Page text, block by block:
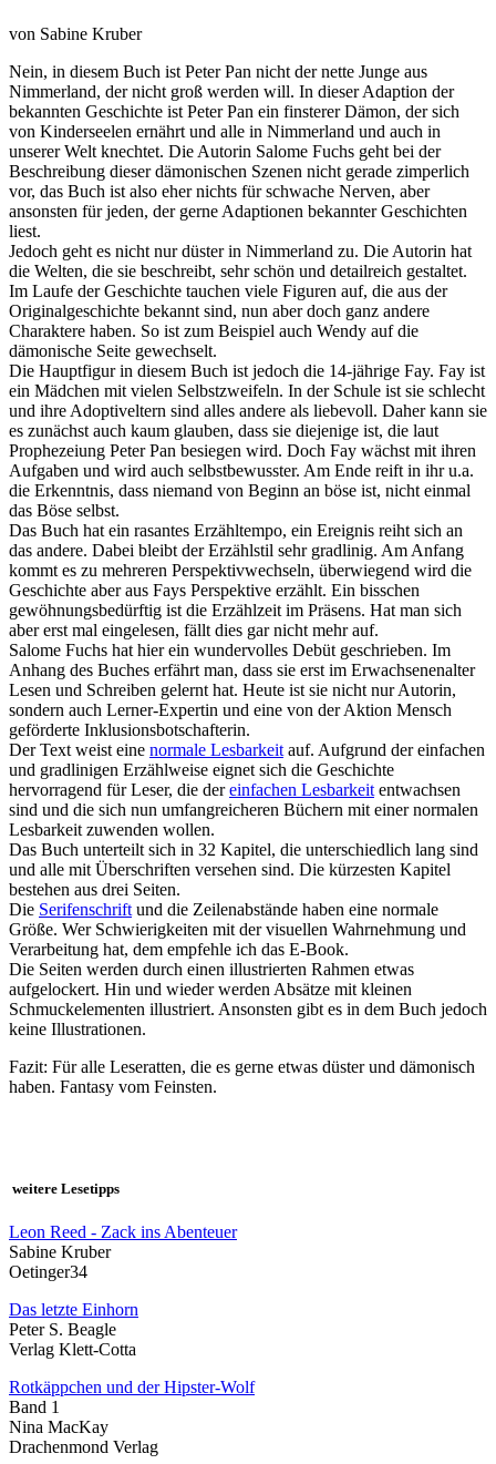
von Sabine Kruber
Nein, in diesem Buch ist Peter Pan nicht der nette Junge aus
Nimmerland, der nicht groß werden will. In dieser Adaption der
bekannten Geschichte ist Peter Pan ein finsterer Dämon, der sich
von Kinderseelen ernährt und alle in Nimmerland und auch in
unserer Welt knechtet. Die Autorin Salome Fuchs geht bei der
Beschreibung dieser dämonischen Szenen nicht gerade zimperlich
vor, das Buch ist also eher nichts für schwache Nerven, aber
ansonsten für jeden, der gerne Adaptionen bekannter Geschichten
liest.
Jedoch geht es nicht nur düster in Nimmerland zu. Die Autorin hat
die Welten, die sie beschreibt, sehr schön und detailreich gestaltet.
Im Laufe der Geschichte tauchen viele Figuren auf, die aus der
Originalgeschichte bekannt sind, nun aber doch ganz andere
Charaktere haben. So ist zum Beispiel auch Wendy auf die
dämonische Seite gewechselt.
Die Hauptfigur in diesem Buch ist jedoch die 14-jährige Fay. Fay ist
ein Mädchen mit vielen Selbstzweifeln. In der Schule ist sie schlecht
und ihre Adoptiveltern sind alles andere als liebevoll. Daher kann sie
es zunächst auch kaum glauben, dass sie diejenige ist, die laut
Prophezeiung Peter Pan besiegen wird. Doch Fay wächst mit ihren
Aufgaben und wird auch selbstbewusster. Am Ende reift in ihr u.a.
die Erkenntnis, dass niemand von Beginn an böse ist, nicht einmal
das Böse selbst.
Das Buch hat ein rasantes Erzähltempo, ein Ereignis reiht sich an
das andere. Dabei bleibt der Erzählstil sehr gradlinig. Am Anfang
kommt es zu mehreren Perspektivwechseln, überwiegend wird die
Geschichte aber aus Fays Perspektive erzählt. Ein bisschen
gewöhnungsbedürftig ist die Erzählzeit im Präsens. Hat man sich
aber erst mal eingelesen, fällt dies gar nicht mehr auf.
Salome Fuchs hat hier ein wundervolles Debüt geschrieben. Im
Anhang des Buches erfährt man, dass sie erst im Erwachsenenalter
Lesen und Schreiben gelernt hat. Heute ist sie nicht nur Autorin,
sondern auch Lerner-Expertin und eine von der Aktion Mensch
geförderte Inklusionsbotschafterin.
Der Text weist eine normale Lesbarkeit auf. Aufgrund der einfachen
und gradlinigen Erzählweise eignet sich die Geschichte
hervorragend für Leser, die dereinfachen Lesbarkeit entwachsen
sind und die sich nun umfangreicheren Büchern mit einer normalen
Lesbarkeit zuwenden wollen.
Das Buch unterteilt sich in 32 Kapitel, die unterschiedlich lang sind
und alle mit Überschriften versehen sind. Die kürzesten Kapitel
bestehen aus drei Seiten.
Die Serifenschrift und die Zeilenabstände haben eine normale
Größe. Wer Schwierigkeiten mit der visuellen Wahrnehmung und
Verarbeitung hat, dem empfehle ich das E-Book.
Die Seiten werden durch einen illustrierten Rahmen etwas
aufgelockert. Hin und wieder werden Absätze mit kleinen
Schmuckelementen illustriert. Ansonsten gibt es in dem Buch jedoch
keine Illustrationen.
Fazit: Für alle Leseratten, die es gerne etwas düster und dämonisch
haben. Fantasy vom Feinsten.
weitere Lesetipps
Leon Reed - Zack ins Abenteuer
Sabine Kruber
Oetinger34
Das letzte Einhorn
Peter S. Beagle
Verlag Klett-Cotta
Rotkäppchen und der Hipster-Wolf
Band 1
Nina MacKay
Drachenmond Verlag